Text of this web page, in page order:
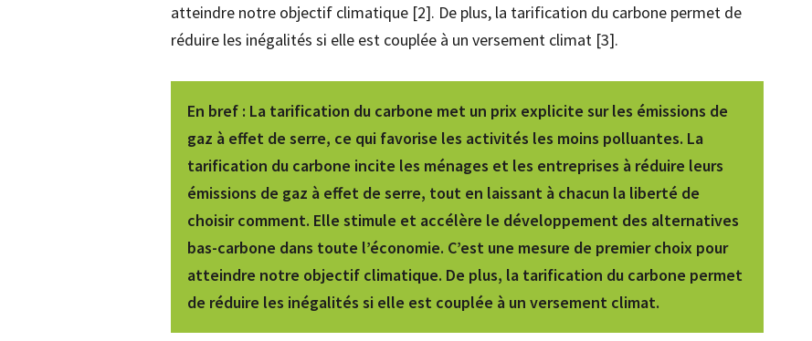
atteindre notre objectif climatique [2]. De plus, la tarification du carbone permet de
réduire les inégalités si elle est couplée à un versement climat [3].
En bref : La tarification du carbone met un prix explicite sur les émissions de
gaz à effet de serre, ce qui favorise les activités les moins polluantes. La
tarification du carbone incite les ménages et les entreprises à réduire leurs
émissions de gaz à effet de serre, tout en laissant à chacun la liberté de
choisir comment. Elle stimule et accélère le développement des alternatives
bas-carbone dans toute l’économie. C’est une mesure de premier choix pour
atteindre notre objectif climatique. De plus, la tarification du carbone permet
de réduire les inégalités si elle est couplée à un versement climat.